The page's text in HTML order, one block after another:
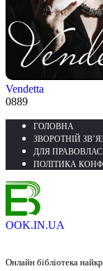
Vendetta
0889
ГОЛОВНА
ЗВОРОТНІЙ
ДЛЯ
ПОЛІТИКА
OOK.IN.UA
Онлайн бібліотека